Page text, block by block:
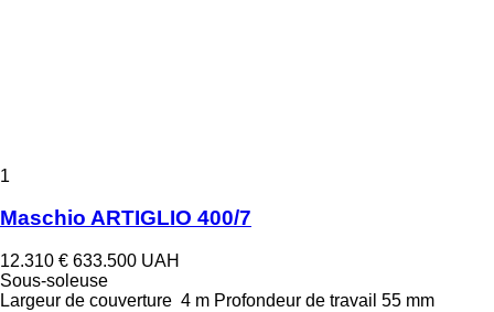
1
Maschio ARTIGLIO 400/7
12.310 € 633.500 UAH
Sous-soleuse
Largeur de couverture 4 m Profondeur de travail 55 mm